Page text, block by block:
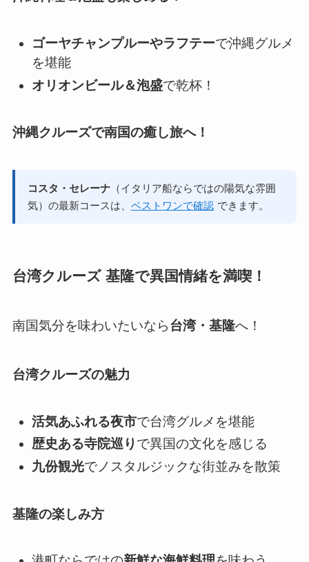
ゴーヤチャンプルーやラフテーで沖縄グルメ
を堪能
オリオンビール＆泡盛で乾杯！
沖縄クルーズで南国の癒し旅へ！
コスタ・セレーナ（イタリア船ならではの陽気な雰囲
気）の最新コースは、 ベストワンで確認 できます。
台湾クルーズ 基隆で異国情緒を満喫！
南国気分を味わいたいなら台湾・基隆へ！
台湾クルーズの魅力
活気あふれる夜市で台湾グルメを堪能
歴史ある寺院巡り で異国の文化を感じる
九份観光でノスタルジックな街並みを散策
基隆の楽しみ方